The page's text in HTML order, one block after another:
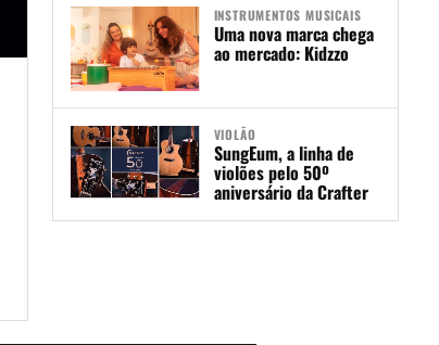
INSTRUMENTOS MUSICAIS
Uma nova marca chega
ao mercado: Kidzzo
VIOLÃO
SungEum, a linha de
violões pelo 50º
aniversário da Crafter